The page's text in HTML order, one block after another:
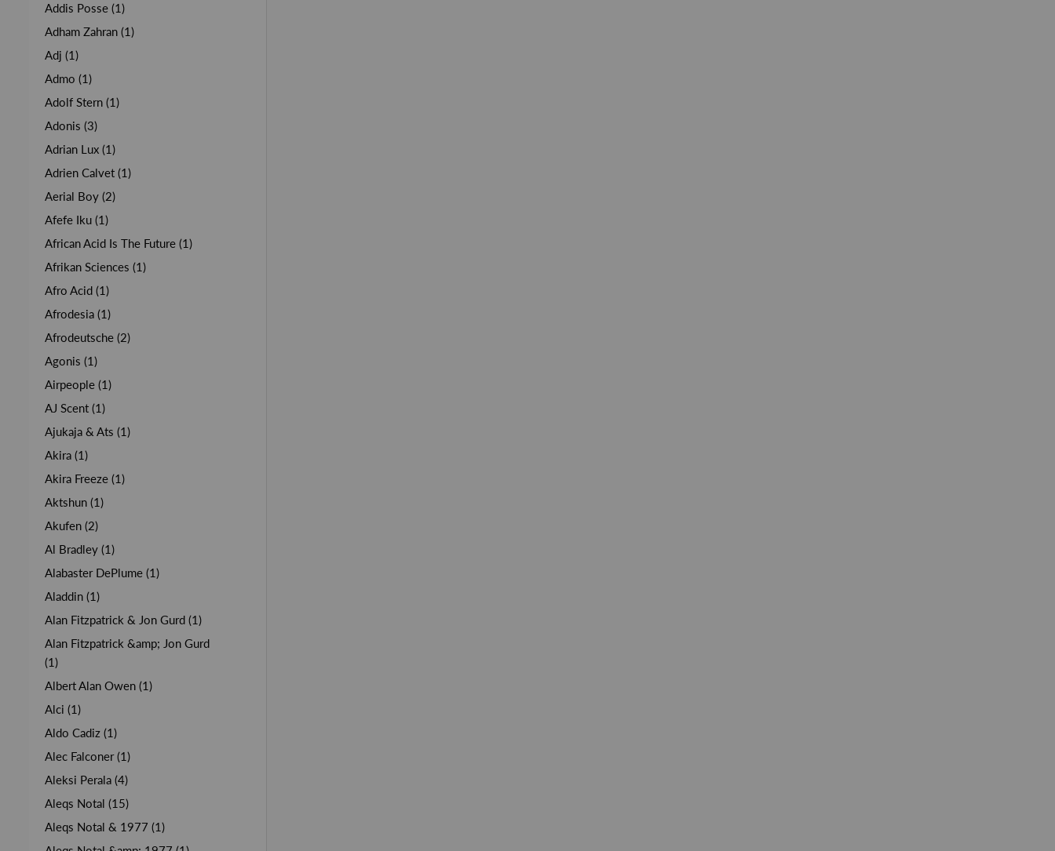
Addis Posse (1)
Adham Zahran (1)
Adj (1)
Admo (1)
Adolf Stern (1)
Adonis (3)
Adrian Lux (1)
Adrien Calvet (1)
Aerial Boy (2)
Afefe Iku (1)
African Acid Is The Future (1)
Afrikan Sciences (1)
Afro Acid (1)
Afrodesia (1)
Afrodeutsche (2)
Agonis (1)
Airpeople (1)
AJ Scent (1)
Ajukaja & Ats (1)
Akira (1)
Akira Freeze (1)
Aktshun (1)
Akufen (2)
Al Bradley (1)
Alabaster DePlume (1)
Aladdin (1)
Alan Fitzpatrick & Jon Gurd (1)
Alan Fitzpatrick &amp; Jon Gurd
(1)
Albert Alan Owen (1)
Alci (1)
Aldo Cadiz (1)
Alec Falconer (1)
Aleksi Perala (4)
Aleqs Notal (15)
Aleqs Notal & 1977 (1)